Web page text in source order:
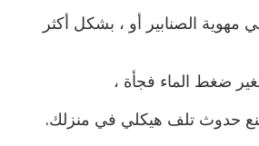
الصنابير أو ، بشكل أكثر
ضغط الماء فجأة ،
حدوث تلف هيكلي في منزلك.